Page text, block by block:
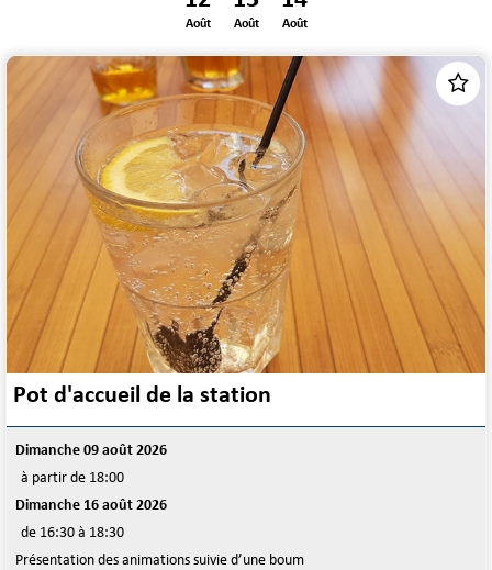
Août Août Août
Pot d'accueil de la station
Dimanche 09 août 2026
à partir de 18:00
Dimanche 16 août 2026
de 16:30 à 18:30
Présentation des animations suivie d’une boum